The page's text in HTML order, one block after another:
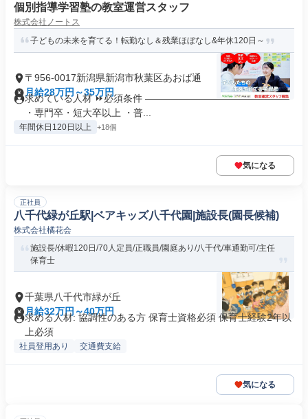
個別指導学習塾の教室運営スタッフ
株式会社ノートス
子どもの未来を育てる！転勤なし＆残業ほぼなし&年休120日～
〒956-0017新潟県新潟市秋葉区あおば通
月給28万円～35万円
求めている人材 ⏩必須条件 ―――――――――――――――
・専門卒・短大卒以上 ・普...
年間休日120日以上 +18個
気になる
正社員
八千代緑が丘駅|ベアキッズ八千代園|施設長(園長候補)
株式会社橘花会
施設長/休暇120日/70人定員/正職員/園庭あり/八千代/車通勤可/主任
保育士
千葉県八千代市緑が丘
月給32万円～40万円
求める人材: 協調性のある方 保育士資格必須 保育士経験2年以
上必須
社員登用あり 交通費支給
気になる